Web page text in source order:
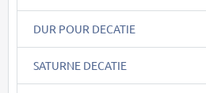
DUR POUR DECATIE
SATURNE DECATIE